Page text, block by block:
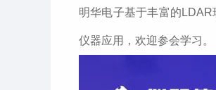
明华电子基于丰富的
仪器应用，欢迎参会学习。